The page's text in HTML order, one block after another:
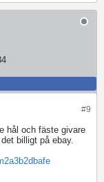
#9
hål och fäste givare
billigt på ebay.